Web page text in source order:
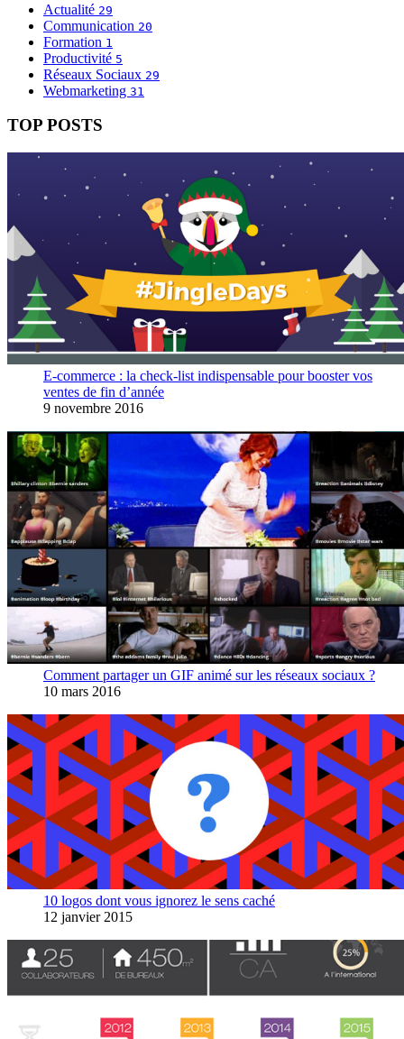
Actualité 29
Communication 20
Formation 1
Productivité 5
Réseaux Sociaux 29
Webmarketing 31
TOP POSTS
E-commerce : la check-list indispensable pour booster vos
ventes de fin d’année
9 novembre 2016
Comment partager un GIF animé sur les réseaux sociaux ?
10 mars 2016
10 logos dont vous ignorez le sens caché
12 janvier 2015